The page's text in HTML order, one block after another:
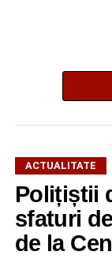
El a mărturisit
Musk,
Dr. ing.
întotdeuna
ACTUALITATE
Polițiștii
sfaturi
de la